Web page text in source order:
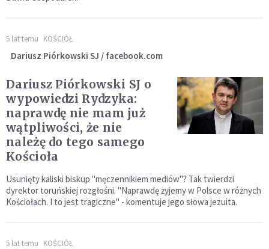
5 lat temu KOŚCIÓŁ
Dariusz Piórkowski SJ / facebook.com
Dariusz Piórkowski SJ o
wypowiedzi Rydzyka:
naprawdę nie mam już
wątpliwości, że nie
należę do tego samego
Kościoła
Usunięty kaliski biskup "męczennikiem mediów"? Tak twierdzi
dyrektor toruńskiej rozgłośni. "Naprawdę żyjemy w Polsce w różnych
Kościołach. I to jest tragiczne" - komentuje jego słowa jezuita.
5 lat temu KOŚCIÓŁ